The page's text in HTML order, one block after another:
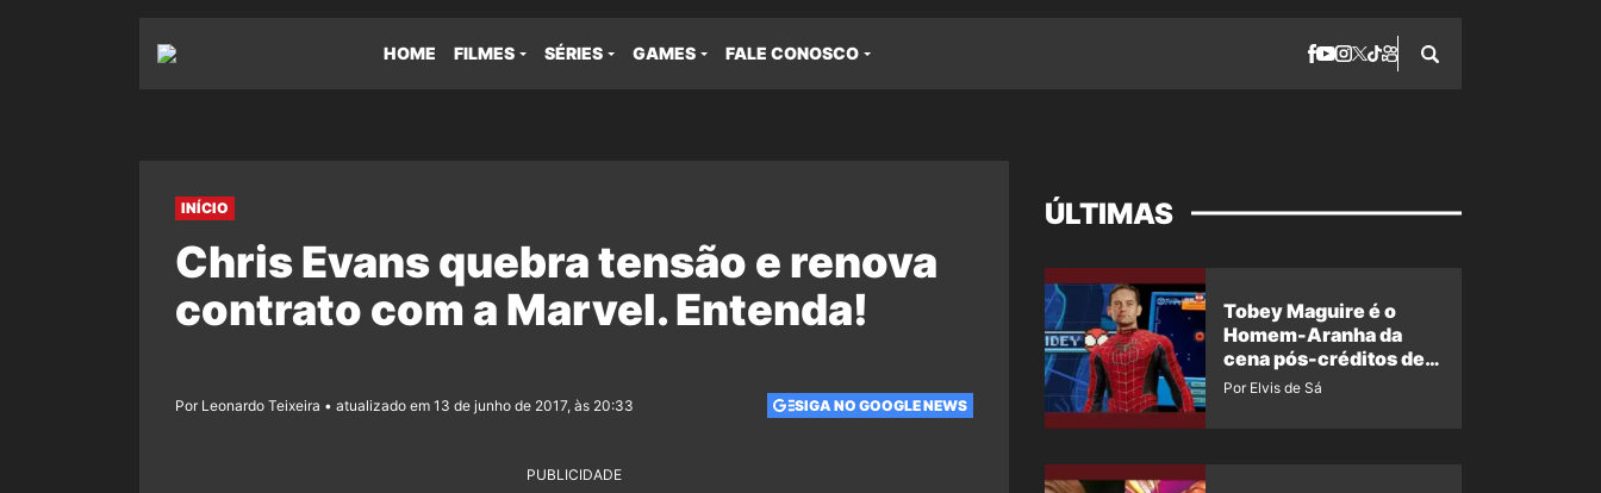
HOME FILMES SÉRIES GAMES FALE CONOSCO
INÍCIO
Chris Evans quebra tensão e renova
contrato com a Marvel. Entenda!
Por Leonardo Teixeira • atualizado em 13 de junho de 2017, às 20:33 SIGA NO GOOGLE NEWS
PUBLICIDADE
ÚLTIMAS
Tobey Maguire é o
Homem-Aranha da
cena pós-créditos de
Um Novo Dia?
Por Elvis de Sá